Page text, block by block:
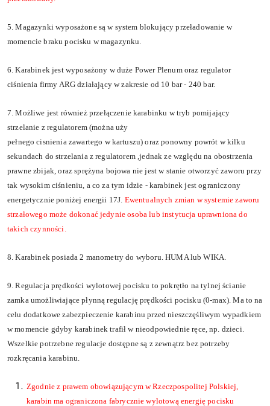
5. Magazynki wyposażone są w system blokujący przeładowanie w
momencie braku pocisku w magazynku.
6. Karabinek jest wyposażony w duże Power Plenum oraz regulator
ciśnienia firmy ARG działający w zakresie od 10 bar - 240 bar.
7. Możliwe jest równieżprzełączenie karabinku w tryb pomijający
strzelanie z regulatorem (można uży
pełnego cisnienia zawartego w kartuszu) oraz ponowny powrót w kilku
sekundach do strzelania z regulatorem,jednak ze względu na obostrzenia
prawne zbijak, oraz sprężyna bojowa nie jest w stanie otworzyć zaworu przy
tak wysokim ciśnieniu, a co za tym idzie - karabinek jest ograniczony
energetycznie poniżej energii 17J. Ewentualnych zmian w systemie zaworu
strzałowego może dokonać jedynie osoba lub instytucja uprawniona do
takich czynności.
8. Karabinek posiada 2 manometry do wyboru. HUMA lub WIKA.
9. Regulacja prędkości wylotowej pocisku to pokrętło na tylnejścianie
zamka umożliwiające płynną regulacjęprędkości pocisku (0-max). Ma to na
celu dodatkowe zabezpieczenie karabinu przed nieszczęśliwym wypadkiem
w momencie gdyby karabinek trafił w nieodpowiednie ręce, np. dzieci.
Wszelkie potrzebne regulacje dostępne są z zewnątrz bez potrzeby
rozkręcania karabinu.
Zgodnie z prawem obowiązującym w Rzeczpospolitej Polskiej,
karabin ma ograniczona fabrycznie wylotową energię pocisku